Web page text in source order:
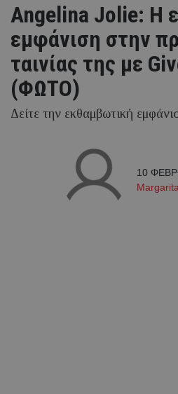
Angelina Jolie: Η
εμφάνιση στην
ταινίας της με
(ΦΩΤΟ)
Δείτε την εκθαμβωτική
10